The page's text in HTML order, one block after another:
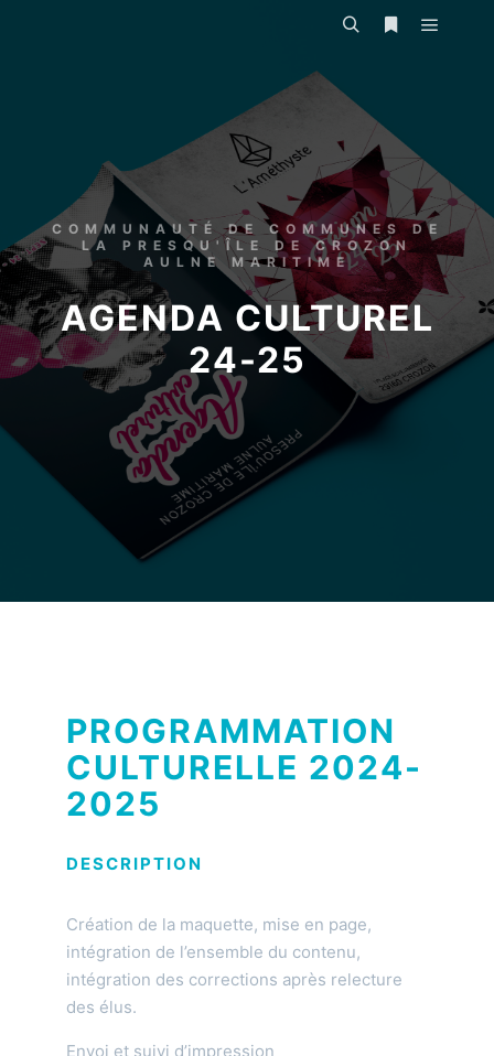
COMMUNAUTÉ DE COMMUNES DE
LA PRESQU'ÎLE DE CROZON
AULNE MARITIME
AGENDA CULTUREL
24-25
PROGRAMMATION
CULTURELLE 2024-
2025
DESCRIPTION
Création de la maquette, mise en page,
intégration de l’ensemble du contenu,
intégration des corrections après relecture
des élus.
Envoi et suivi d’impression